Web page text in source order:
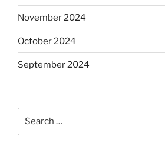
November 2024
October 2024
September 2024